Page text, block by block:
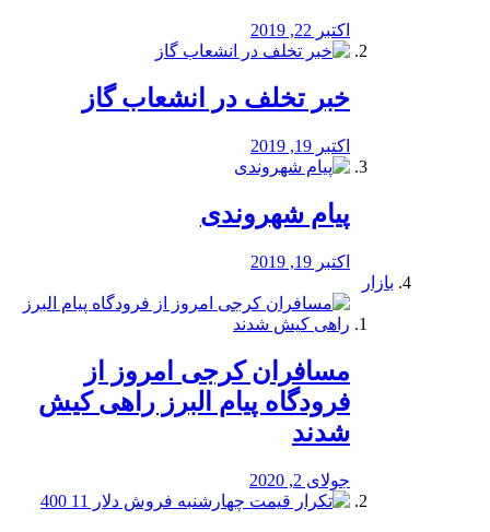
اکتبر 22, 2019
خبر تخلف در انشعاب گاز
اکتبر 19, 2019
پیام شهروندی
اکتبر 19, 2019
بازار
مسافران کرجی امروز از
فرودگاه پیام البرز راهی کیش
شدند
جولای 2, 2020